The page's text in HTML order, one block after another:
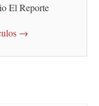
El Reporte
→